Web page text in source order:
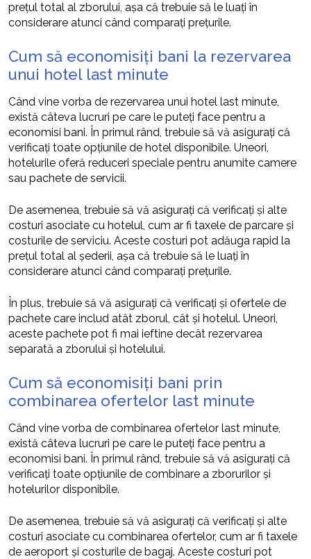
prețul total al zborului, așa că trebuie să le luați în
considerare atunci când comparați prețurile.
Cum să economisiți bani la rezervarea
unui hotel last minute
Când vine vorba de rezervarea unui hotel last minute,
există câteva lucruri pe care le puteți face pentru a
economisi bani. În primul rând, trebuie să vă asigurați că
verificați toate opțiunile de hotel disponibile. Uneori,
hotelurile oferă reduceri speciale pentru anumite camere
sau pachete de servicii.
De asemenea, trebuie să vă asigurați că verificați și alte
costuri asociate cu hotelul, cum ar fi taxele de parcare și
costurile de serviciu. Aceste costuri pot adăuga rapid la
prețul total al șederii, așa că trebuie să le luați în
considerare atunci când comparați prețurile.
În plus, trebuie să vă asigurați că verificați și ofertele de
pachete care includ atât zborul, cât și hotelul. Uneori,
aceste pachete pot fi mai ieftine decât rezervarea
separată a zborului și hotelului.
Cum să economisiți bani prin
combinarea ofertelor last minute
Când vine vorba de combinarea ofertelor last minute,
există câteva lucruri pe care le puteți face pentru a
economisi bani. În primul rând, trebuie să vă asigurați că
verificați toate opțiunile de combinare a zborurilor și
hotelurilor disponibile.
De asemenea, trebuie să vă asigurați că verificați și alte
costuri asociate cu combinarea ofertelor, cum ar fi taxele
de aeroport și costurile de bagaj. Aceste costuri pot